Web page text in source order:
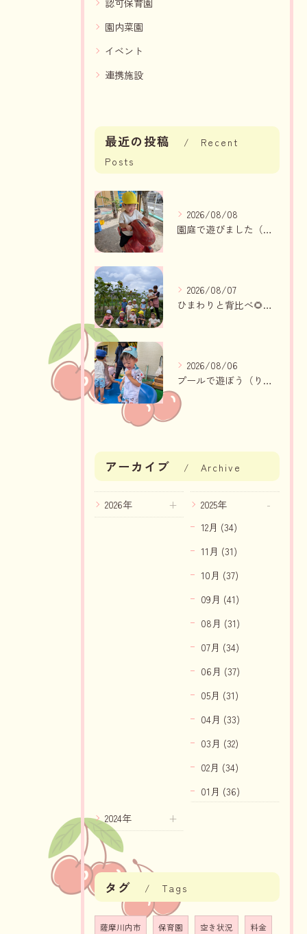
認可保育園
園内菜園
イベント
連携施設
最近の投稿
Recent
Posts
2026/08/08
園庭で遊びました（いちご組、りんご組）
2026/08/07
ひまわりと背比べ🌻（りんご組、いちご組）
2026/08/06
プールで遊ぼう（りんご組、いちご組）
アーカイブ Archive
2026年
2025年
12月 (34)
11月 (31)
10月 (37)
09月 (41)
08月 (31)
07月 (34)
06月 (37)
05月 (31)
04月 (33)
03月 (32)
02月 (34)
01月 (36)
2024年
タグ Tags
薩摩川内市 保育園 空き状況 料金